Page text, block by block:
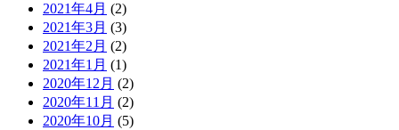
2021年4月 (2)
2021年3月 (3)
2021年2月 (2)
2021年1月 (1)
2020年12月 (2)
2020年11月 (2)
2020年10月 (5)